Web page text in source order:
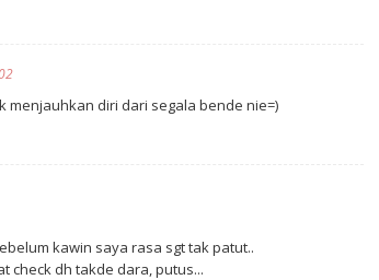
menjauhkan diri dari segala bende nie=)
kawin saya rasa sgt tak patut..
check dh takde dara, putus...